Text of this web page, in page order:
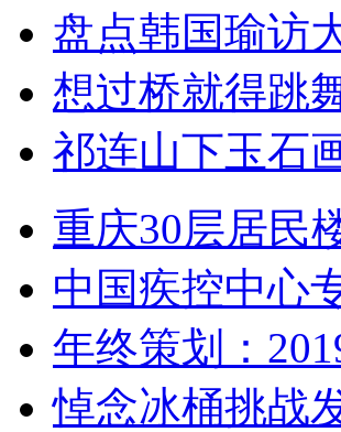
盘点韩国瑜访
想过桥就得跳
祁连山下玉石
重庆30层居
中国疾控中心
年终策划：
悼念冰桶挑战